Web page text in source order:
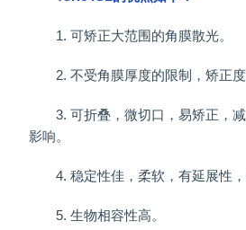
1. 可矫正大范围的角膜散光。
2. 不受角膜厚度的限制，矫正度
3. 可折叠，微切口，易矫正，减
影响。
4. 稳定性佳，柔软，有延展性，
5. 生物相容性高。